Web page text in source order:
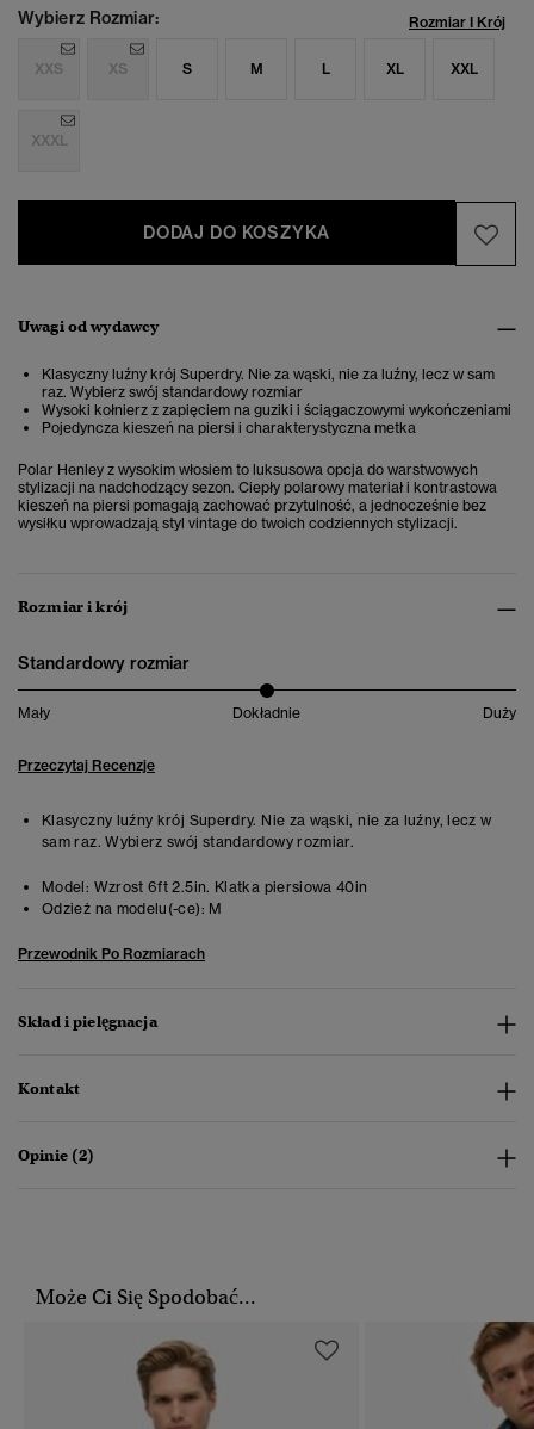
Wybierz Rozmiar: Rozmiar I Krój
XXS XS S M L XL XXL
XXXL
DODAJ DO KOSZYKA
Uwagi od wydawcy
Klasyczny luźny krój Superdry. Nie za wąski, nie za luźny, lecz w sam
raz. Wybierz swój standardowy rozmiar
Wysoki kołnierz z zapięciem na guziki i ściągaczowymi wykończeniami
Pojedyncza kieszeń na piersi i charakterystyczna metka
Polar Henley z wysokim włosiem to luksusowa opcja do warstwowych
stylizacji na nadchodzący sezon. Ciepły polarowy materiał i kontrastowa
kieszeń na piersi pomagają zachować przytulność, a jednocześnie bez
wysiłku wprowadzają styl vintage do twoich codziennych stylizacji.
Rozmiar i krój
Standardowy rozmiar
Mały Dokładnie Duży
Przeczytaj Recenzje
Klasyczny luźny krój Superdry. Nie za wąski, nie za luźny, lecz w
sam raz. Wybierz swój standardowy rozmiar.
Model: Wzrost 6ft 2.5in. Klatka piersiowa 40in
Odzież na modelu(-ce): M
Przewodnik Po Rozmiarach
Skład i pielęgnacja
Kontakt
Opinie (2)
Może Ci Się Spodobać...